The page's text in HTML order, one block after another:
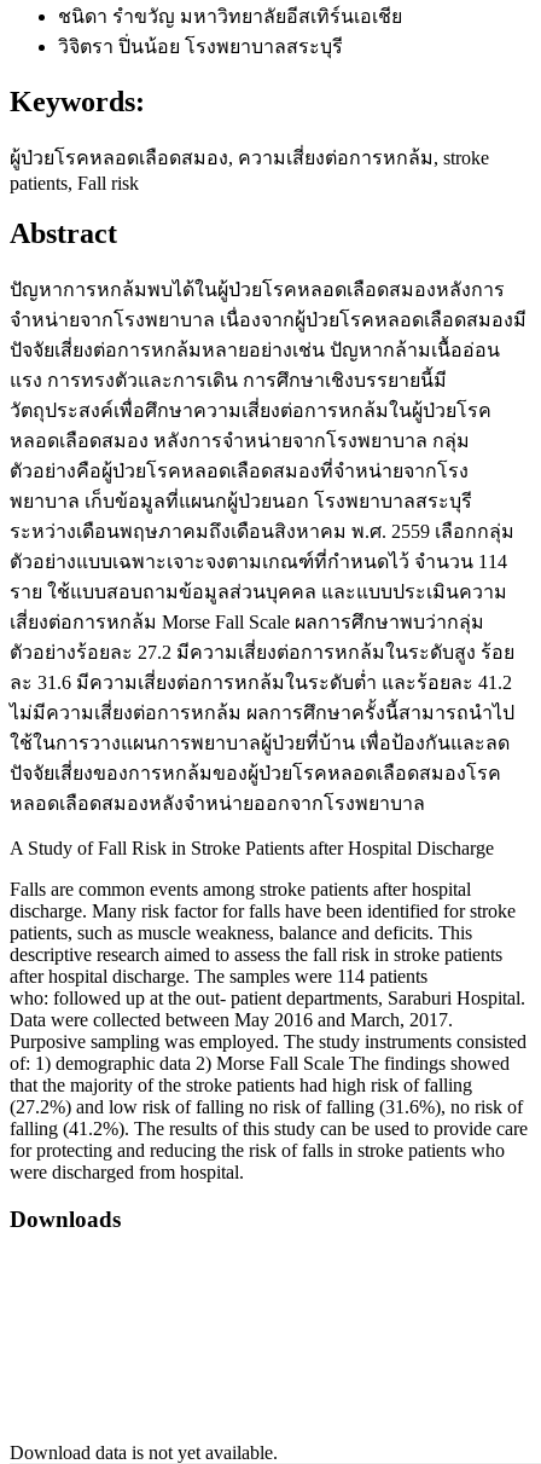
ชนิดา รำขวัญ มหาวิทยาลัยอีสเทิร์นเอเชีย
วิจิตรา ปิ่นน้อย โรงพยาบาลสระบุรี
Keywords:
ผู้ป่วยโรคหลอดเลือดสมอง, ความเสี่ยงต่อการหกล้ม, stroke
patients, Fall risk
Abstract
ปัญหาการหกล้มพบได้ในผู้ป่วยโรคหลอดเลือดสมองหลังการ
จำหน่ายจากโรงพยาบาล เนื่องจากผู้ป่วยโรคหลอดเลือดสมองมี
ปัจจัยเสี่ยงต่อการหกล้มหลายอย่างเช่น ปัญหากล้ามเนื้ออ่อน
แรง การทรงตัวและการเดิน การศึกษาเชิงบรรยายนี้มี
วัตถุประสงค์เพื่อศึกษาความเสี่ยงต่อการหกล้มในผู้ป่วยโรค
หลอดเลือดสมอง หลังการจำหน่ายจากโรงพยาบาล กลุ่ม
ตัวอย่างคือผู้ป่วยโรคหลอดเลือดสมองที่จำหน่ายจากโรง
พยาบาล เก็บข้อมูลที่แผนกผู้ป่วยนอก โรงพยาบาลสระบุรี
ระหว่างเดือนพฤษภาคมถึงเดือนสิงหาคม พ.ศ. 2559 เลือกกลุ่ม
ตัวอย่างแบบเฉพาะเจาะจงตามเกณฑ์ที่กำหนดไว้ จำนวน 114
ราย ใช้แบบสอบถามข้อมูลส่วนบุคคล และแบบประเมินความ
เสี่ยงต่อการหกล้ม Morse Fall Scale ผลการศึกษาพบว่ากลุ่ม
ตัวอย่างร้อยละ 27.2 มีความเสี่ยงต่อการหกล้มในระดับสูง ร้อย
ละ 31.6 มีความเสี่ยงต่อการหกล้มในระดับต่ำ และร้อยละ 41.2
ไม่มีความเสี่ยงต่อการหกล้ม ผลการศึกษาครั้งนี้สามารถนำไป
ใช้ในการวางแผนการพยาบาลผู้ป่วยที่บ้าน เพื่อป้องกันและลด
ปัจจัยเสี่ยงของการหกล้มของผู้ป่วยโรคหลอดเลือดสมองโรค
หลอดเลือดสมองหลังจำหน่ายออกจากโรงพยาบาล
A Study of Fall Risk in Stroke Patients after Hospital Discharge
Falls are common events among stroke patients after hospital
discharge. Many risk factor for falls have been identified for stroke
patients, such as muscle weakness, balance and deficits. This
descriptive research aimed to assess the fall risk in stroke patients
after hospital discharge. The samples were 114 patients
who: followed up at the out- patient departments, Saraburi Hospital.
Data were collected between May 2016 and March, 2017.
Purposive sampling was employed. The study instruments consisted
of: 1) demographic data 2) Morse Fall Scale The findings showed
that the majority of the stroke patients had high risk of falling
(27.2%) and low risk of falling no risk of falling (31.6%), no risk of
falling (41.2%). The results of this study can be used to provide care
for protecting and reducing the risk of falls in stroke patients who
were discharged from hospital.
Downloads
Download data is not yet available.